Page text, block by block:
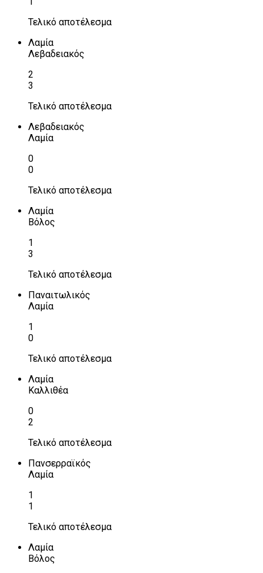
Τελικό αποτέλεσμα
Λαμία
Λεβαδειακός
2
3
Τελικό αποτέλεσμα
Λεβαδειακός
Λαμία
0
0
Τελικό αποτέλεσμα
Λαμία
Βόλος
1
3
Τελικό αποτέλεσμα
Παναιτωλικός
Λαμία
1
0
Τελικό αποτέλεσμα
Λαμία
Καλλιθέα
0
2
Τελικό αποτέλεσμα
Πανσερραϊκός
Λαμία
1
1
Τελικό αποτέλεσμα
Λαμία
Βόλος